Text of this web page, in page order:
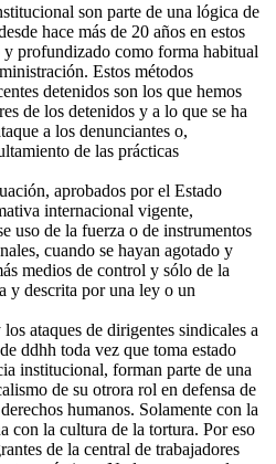
son parte de una lógica de
hace más de 20 años en estos
y profundizado como forma habitual
Estos métodos
detenidos son los que hemos
de los detenidos y a lo que se ha
a los denunciantes o,
de las prácticas
aprobados por el Estado
internacional vigente,
uso de la fuerza o de instrumentos
cuando se hayan agotado y
medios de control y sólo de la
y descrita por una ley o un
ataques de dirigentes sindicales a
ddhh toda vez que toma estado
institucional, forman parte de una
de su otrora rol en defensa de
humanos. Solamente con la
con la cultura de la tortura. Por eso
de la central de trabajadores